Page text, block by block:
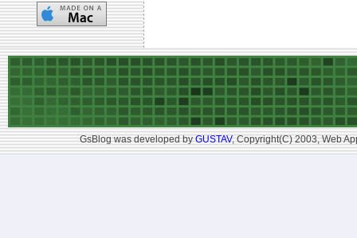
GsBlog was developed byGUSTAV, Copyright(C) 2003, Web